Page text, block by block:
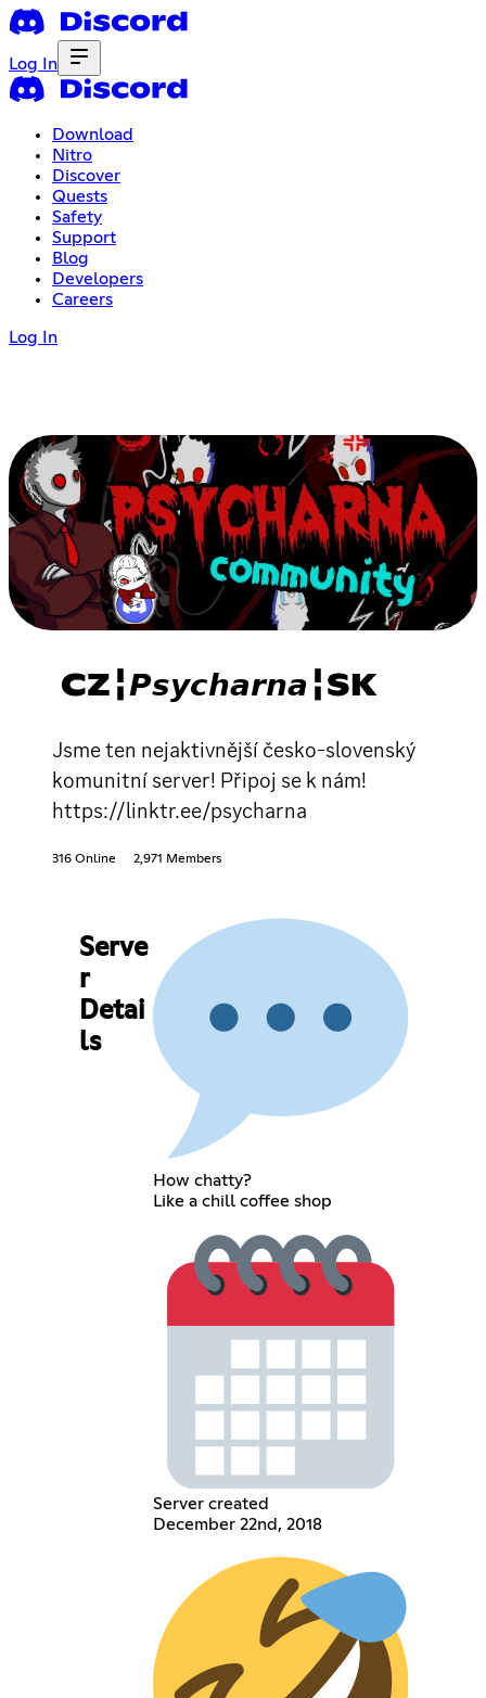
Log In
Download
Nitro
Discover
Quests
Safety
Support
Blog
Developers
Careers
Log In
CZ╏𝙋𝙨𝙮𝙘𝙝𝙖𝙧𝙣𝙖╏SK
Jsme ten nejaktivnější česko-slovenský
komunitní server! Připoj se k nám!
https://linktr.ee/psycharna
316 Online 2,971 Members
Serve
r
Detai
ls
How chatty?
Like a chill coffee shop
Server created
December 22nd, 2018